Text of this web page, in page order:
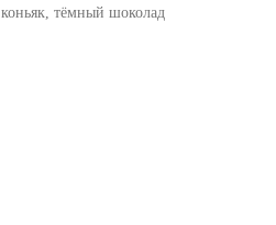
коньяк, тёмный шоколад